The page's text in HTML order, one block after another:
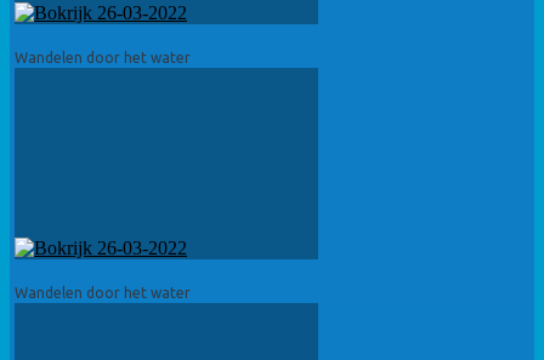
Wandelen door het water
Wandelen door het water